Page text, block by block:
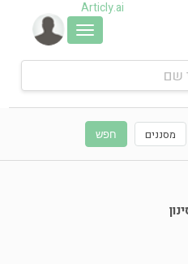
Articly.ai
Toggle
navigation
מסננים חפש